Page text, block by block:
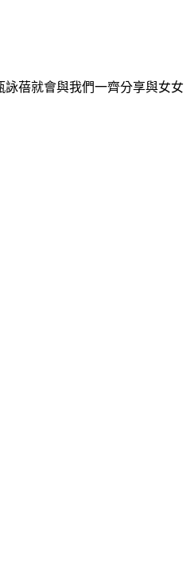
蓓就會與我們一齊分享與女女